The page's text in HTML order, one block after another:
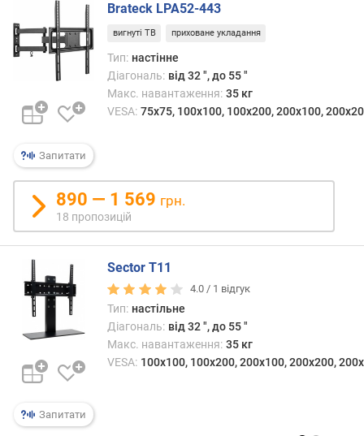
н
т
е
н
я
(
г
л
і
с
т
п
о
Запитати
Brateck LPA52-443
вигнуті ТВ приховане укладання
Тип: настінне
Діагональ: від 32 ", до 55 "
Макс. навантаження: 35 кг
VESA: 75x75, 100x100, 100x200, 200x100,
890 — 1 569 грн.
18 пропозицій
Запитати
Sector T11
4.0 / 1 відгук
Тип: настільне
Діагональ: від 32 ", до 55 "
Макс. навантаження: 35 кг
VESA: 100x100, 100x200, 200x100, 200x200,